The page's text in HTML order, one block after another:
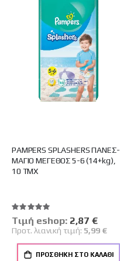
PAMPERS SPLASHERS ΠΑΝΕΣ-
ΜΑΓΙΟ ΜΕΓΕΘΟΣ 5-6 (14+kg),
10 ΤΜΧ
Βαθμολογία:
100%
Tιμή eshop: Ειδική
Τιμή
2,87 €
Προτ. λιανική τιμή: 5,99 €
ΠΡΟΣΘΉΚΗ ΣΤΟ ΚΑΛΆΘΙ